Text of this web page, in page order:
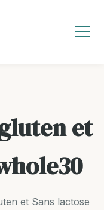
et
et Sans lactose